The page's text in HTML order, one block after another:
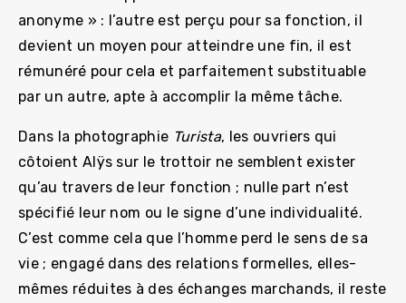
anonyme » : l’autre est perçu pour sa fonction, il
devient un moyen pour atteindre une fin, il est
rémunéré pour cela et parfaitement substituable
par un autre, apte à accomplir la même tâche.
Dans la photographie Turista, les ouvriers qui
côtoient Alÿs sur le trottoir ne semblent exister
qu’au travers de leur fonction ; nulle part n’est
spécifié leur nom ou le signe d’une individualité.
C’est comme cela que l’homme perd le sens de sa
vie ; engagé dans des relations formelles, elles-
mêmes réduites à des échanges marchands, il reste